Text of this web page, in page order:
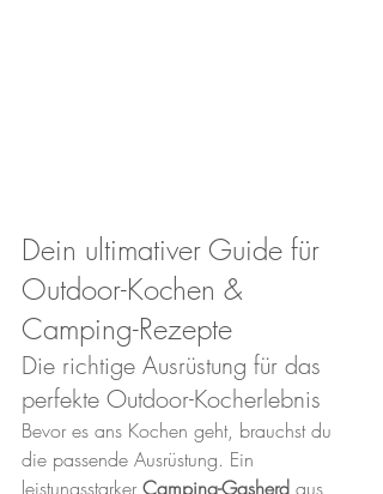
Dein ultimativer Guide für
Outdoor-Kochen &
Camping-Rezepte
Die richtige Ausrüstung für das
perfekte Outdoor-Kocherlebnis
Bevor es ans Kochen geht, brauchst du
die passende Ausrüstung. Ein
leistungsstarker Camping-Gasherd aus